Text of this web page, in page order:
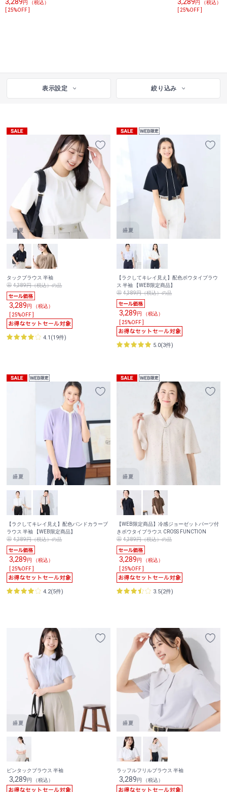
円 （税込）
[ 25%OFF ]
円 （税込）
[ 25%OFF ]
表示設定 絞り込み
タックブラウス 半袖
4,389円（税込）の品
3,289円 （税込）
[ 25%OFF ]
4.1(19件)
【ラクしてキレイ見え】配色ボウタイブラウ
ス 半袖 【WEB限定商品】
4,389円（税込）の品
3,289円 （税込）
[ 25%OFF ]
5.0(3件)
【ラクしてキレイ見え】配色バンドカラーブ
ラウス 半袖 【WEB限定商品】
4,389円（税込）の品
3,289円 （税込）
[ 25%OFF ]
4.2(5件)
【WEB限定商品】冷感ジョーゼットパーツ付
きボウタイブラウス CROSS FUNCTION
4,389円（税込）の品
3,289円 （税込）
[ 25%OFF ]
3.5(2件)
ピンタックブラウス 半袖
3,289円 （税込）
ラッフルフリルブラウス 半袖
3,289円 （税込）